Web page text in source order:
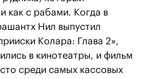
как с рабами. Когда в
Нил выпустил
Колара: Глава 2»,
в кинотеатры, и фильм
среди самых кассовых